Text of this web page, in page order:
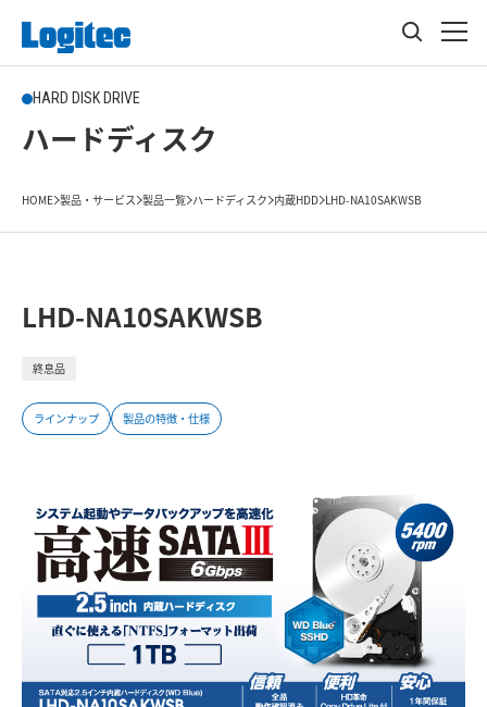
HARD DISK DRIVE
ハードディスク
HOME 製品・サービス 製品一覧 ハードディスク 内蔵HDD LHD-NA10SAKWSB
LHD-NA10SAKWSB
終息品
ラインナップ 製品の特徴・仕様